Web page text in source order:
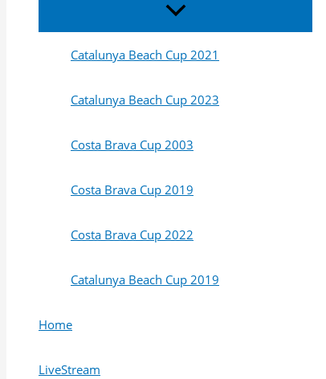
Menü
umschalten
Catalunya Beach Cup 2021
Catalunya Beach Cup 2023
Costa Brava Cup 2003
Costa Brava Cup 2019
Costa Brava Cup 2022
Catalunya Beach Cup 2019
Home
LiveStream